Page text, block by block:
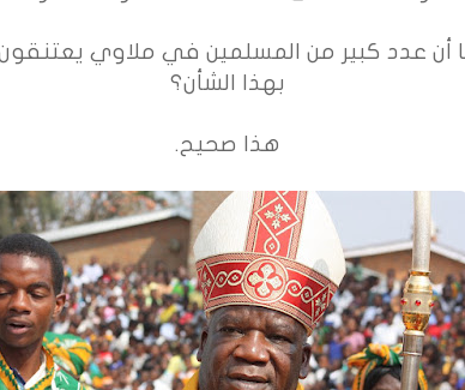
أن عدد كبير من المسلمين في ملاوي يعتنقون
بهذا الشأن؟
هذا صحيح.